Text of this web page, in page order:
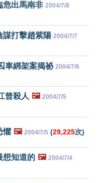
危出馬南非 2004/7/8
謀打擊趙紫陽 2004/7/7
車綁架案揭祕 2004/7/6
曾殺人 🖼️ 2004/7/5
懼 🖼️ 2004/7/5 (29,225次)
想知道的 🖼️ 2004/7/4